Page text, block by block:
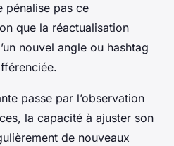
pénalise pas ce
que la réactualisation
nouvel angle ou hashtag
passe par l’observation
la capacité à ajuster son
de nouveaux